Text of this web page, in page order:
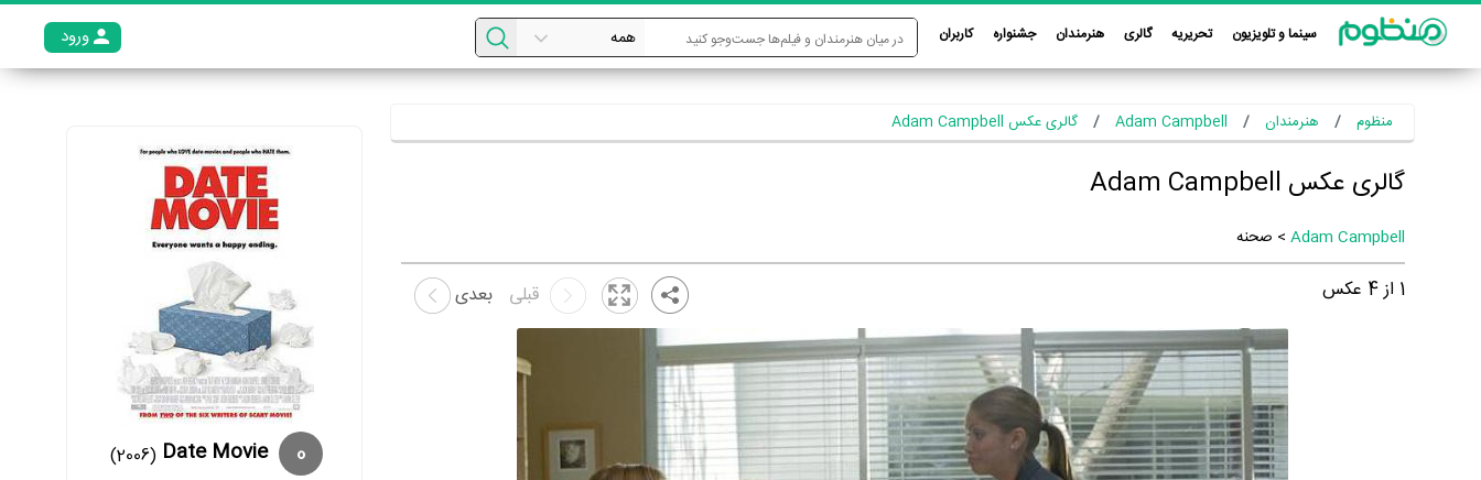
سینما و تلویزیون تحریریه گالری هنرمندان جشنواره کاربران ورود
منظوم هنرمندان Adam Campbell گالری عکس Adam Campbell
گالری عکس Adam Campbell
Adam Campbell > صحنه
1 از4 عکس بعدی قبلی
0
Date Movie
(2006)